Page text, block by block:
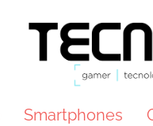
Smartphones